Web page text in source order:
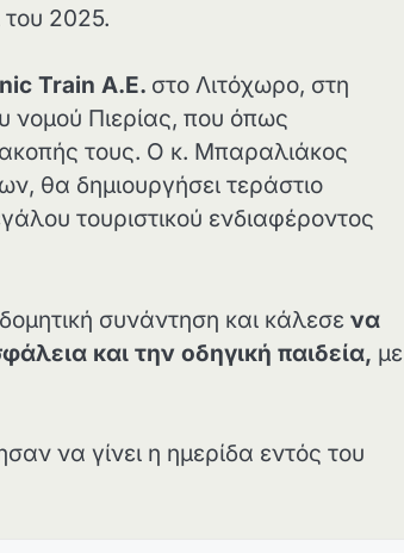
του 2025.
Train A.E. στο Λιτόχωρο, στη
νομού Πιερίας, που όπως
τους. Ο κ. Μπαραλιάκος
θα δημιουργήσει τεράστιο
τουριστικού ενδιαφέροντος
συνάντηση και κάλεσε να
και την οδηγική παιδεία, με
να γίνει η ημερίδα εντός του